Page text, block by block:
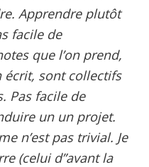
Apprendre plutôt
facile de
que l’on prend,
écrit, sont collectifs
Pas facile de
un un projet.
n’est pas trivial. Je
(celui d”avant la